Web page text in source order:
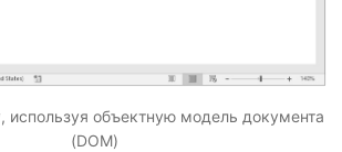
используя объектную модель документа
(DOM)